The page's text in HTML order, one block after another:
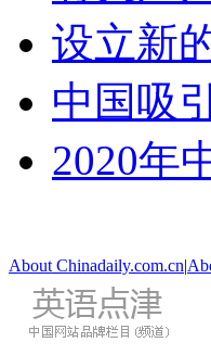
设立新
中国吸
2020年
About Chinadaily.com.cn|